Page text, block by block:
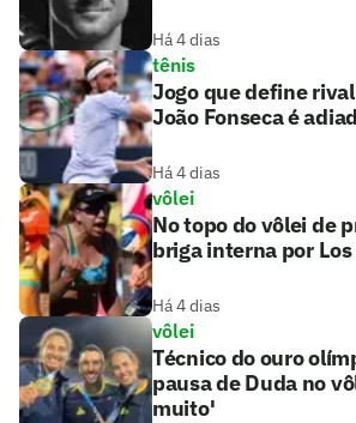
Há 4 dias
tênis
Jogo que define
João Fonseca é
Há 4 dias
vôlei
No topo do vôlei de
briga interna por
Há 4 dias
vôlei
Técnico do ouro
pausa de Duda no
muito'